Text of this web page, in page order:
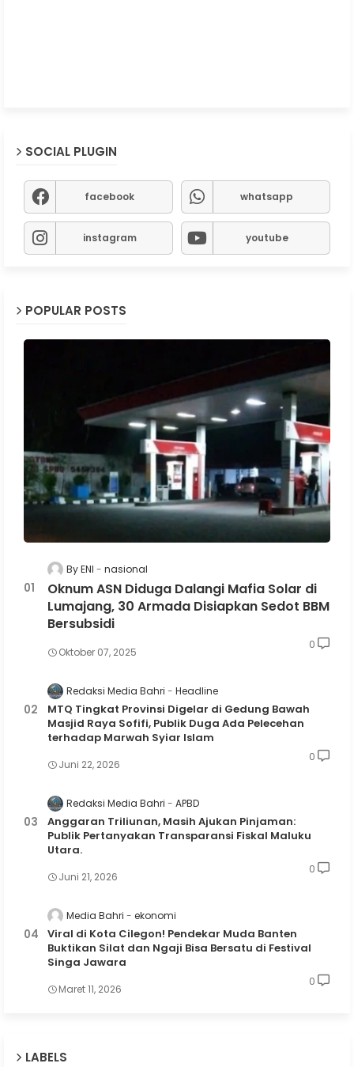
SOCIAL PLUGIN
facebook whatsapp
instagram youtube
POPULAR POSTS
By ENI nasional
Oknum ASN Diduga Dalangi Mafia Solar di
Lumajang, 30 Armada Disiapkan Sedot BBM
Bersubsidi
Oktober 07, 2025
0
Redaksi Media Bahri Headline
MTQ Tingkat Provinsi Digelar di Gedung Bawah
Masjid Raya Sofifi, Publik Duga Ada Pelecehan
terhadap Marwah Syiar Islam
Juni 22, 2026
0
Redaksi Media Bahri APBD
Anggaran Triliunan, Masih Ajukan Pinjaman:
Publik Pertanyakan Transparansi Fiskal Maluku
Utara.
Juni 21, 2026
0
Media Bahri ekonomi
Viral di Kota Cilegon! Pendekar Muda Banten
Buktikan Silat dan Ngaji Bisa Bersatu di Festival
Singa Jawara
Maret 11, 2026
0
LABELS